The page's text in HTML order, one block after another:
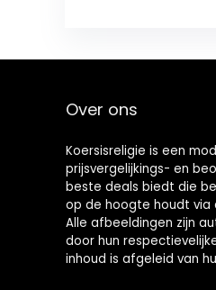
Over ons
Koersisreligie is een
prijsvergelijkings- en
beste deals biedt die
op de hoogte houdt
Alle afbeeldingen zijn
door hun
inhoud is afgeleid van